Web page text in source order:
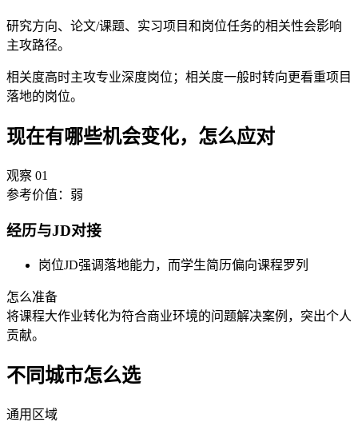
研究方向、论文/课题、实习项目和岗位任务的相关性会影响
主攻路径。
相关度高时主攻专业深度岗位；相关度一般时转向更看重项目
落地的岗位。
现在有哪些机会变化，怎么应对
观察 01
参考价值： 弱
经历与JD对接
岗位JD强调落地能力，而学生简历偏向课程罗列
怎么准备
将课程大作业转化为符合商业环境的问题解决案例，突出个人
贡献。
不同城市怎么选
通用区域